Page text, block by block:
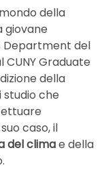
della
giovane
Department del
CUNY Graduate
della
studio che
caso, il
del climae della